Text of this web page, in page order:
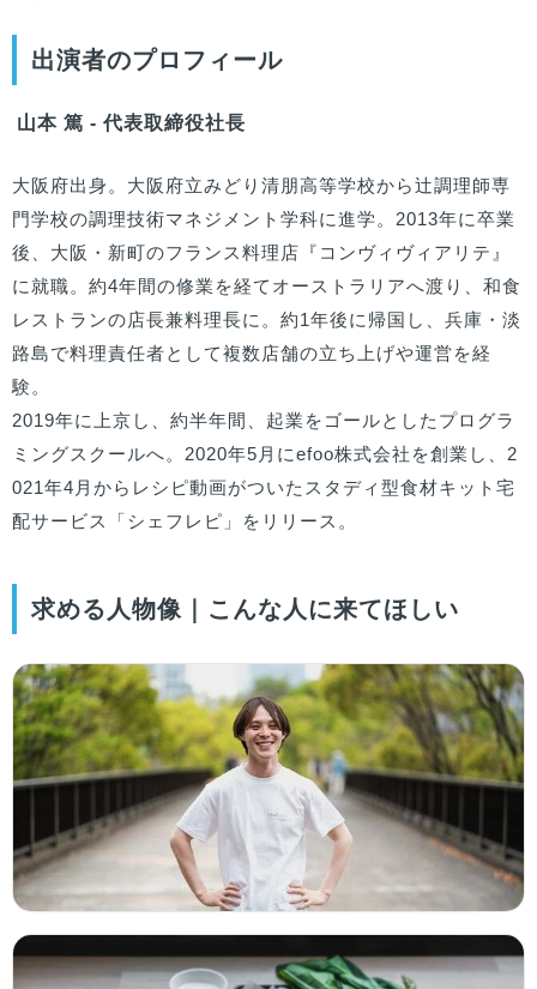
出演者のプロフィール
山本 篤 - 代表取締役社長
大阪府出身。大阪府立みどり清朋高等学校から辻調理師専
門学校の調理技術マネジメント学科に進学。2013年に卒業
後、大阪・新町のフランス料理店『コンヴィヴィアリテ』
に就職。約4年間の修業を経てオーストラリアへ渡り、和食
レストランの店長兼料理長に。約1年後に帰国し、兵庫・淡
路島で料理責任者として複数店舗の立ち上げや運営を経
験。
2019年に上京し、約半年間、起業をゴールとしたプログラ
ミングスクールへ。2020年5月にefoo株式会社を創業し、2
021年4月からレシピ動画がついたスタディ型食材キット宅
配サービス「シェフレピ」をリリース。
求める人物像｜こんな人に来てほしい